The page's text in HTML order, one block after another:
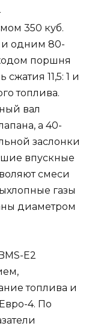
350 куб.
одним 80-
поршня
11,5: 1 и
топлива.
вал
а 40-
заслонки
впускные
смеси
газы
диаметром
E2
топлива и
4. По